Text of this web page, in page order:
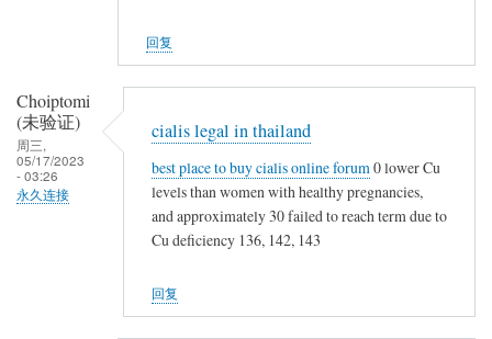
回复
Choiptomi
(未验证)
周三,
05/17/2023
- 03:26
永久连接
cialis legal in thailand
best place to buy cialis online forum 0 lower Cu
levels than women with healthy pregnancies,
and approximately 30 failed to reach term due to
Cu deficiency 136, 142, 143
回复